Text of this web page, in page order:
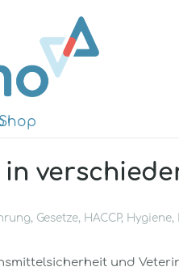
, Gesetze, HACCP, Hygiene,
und